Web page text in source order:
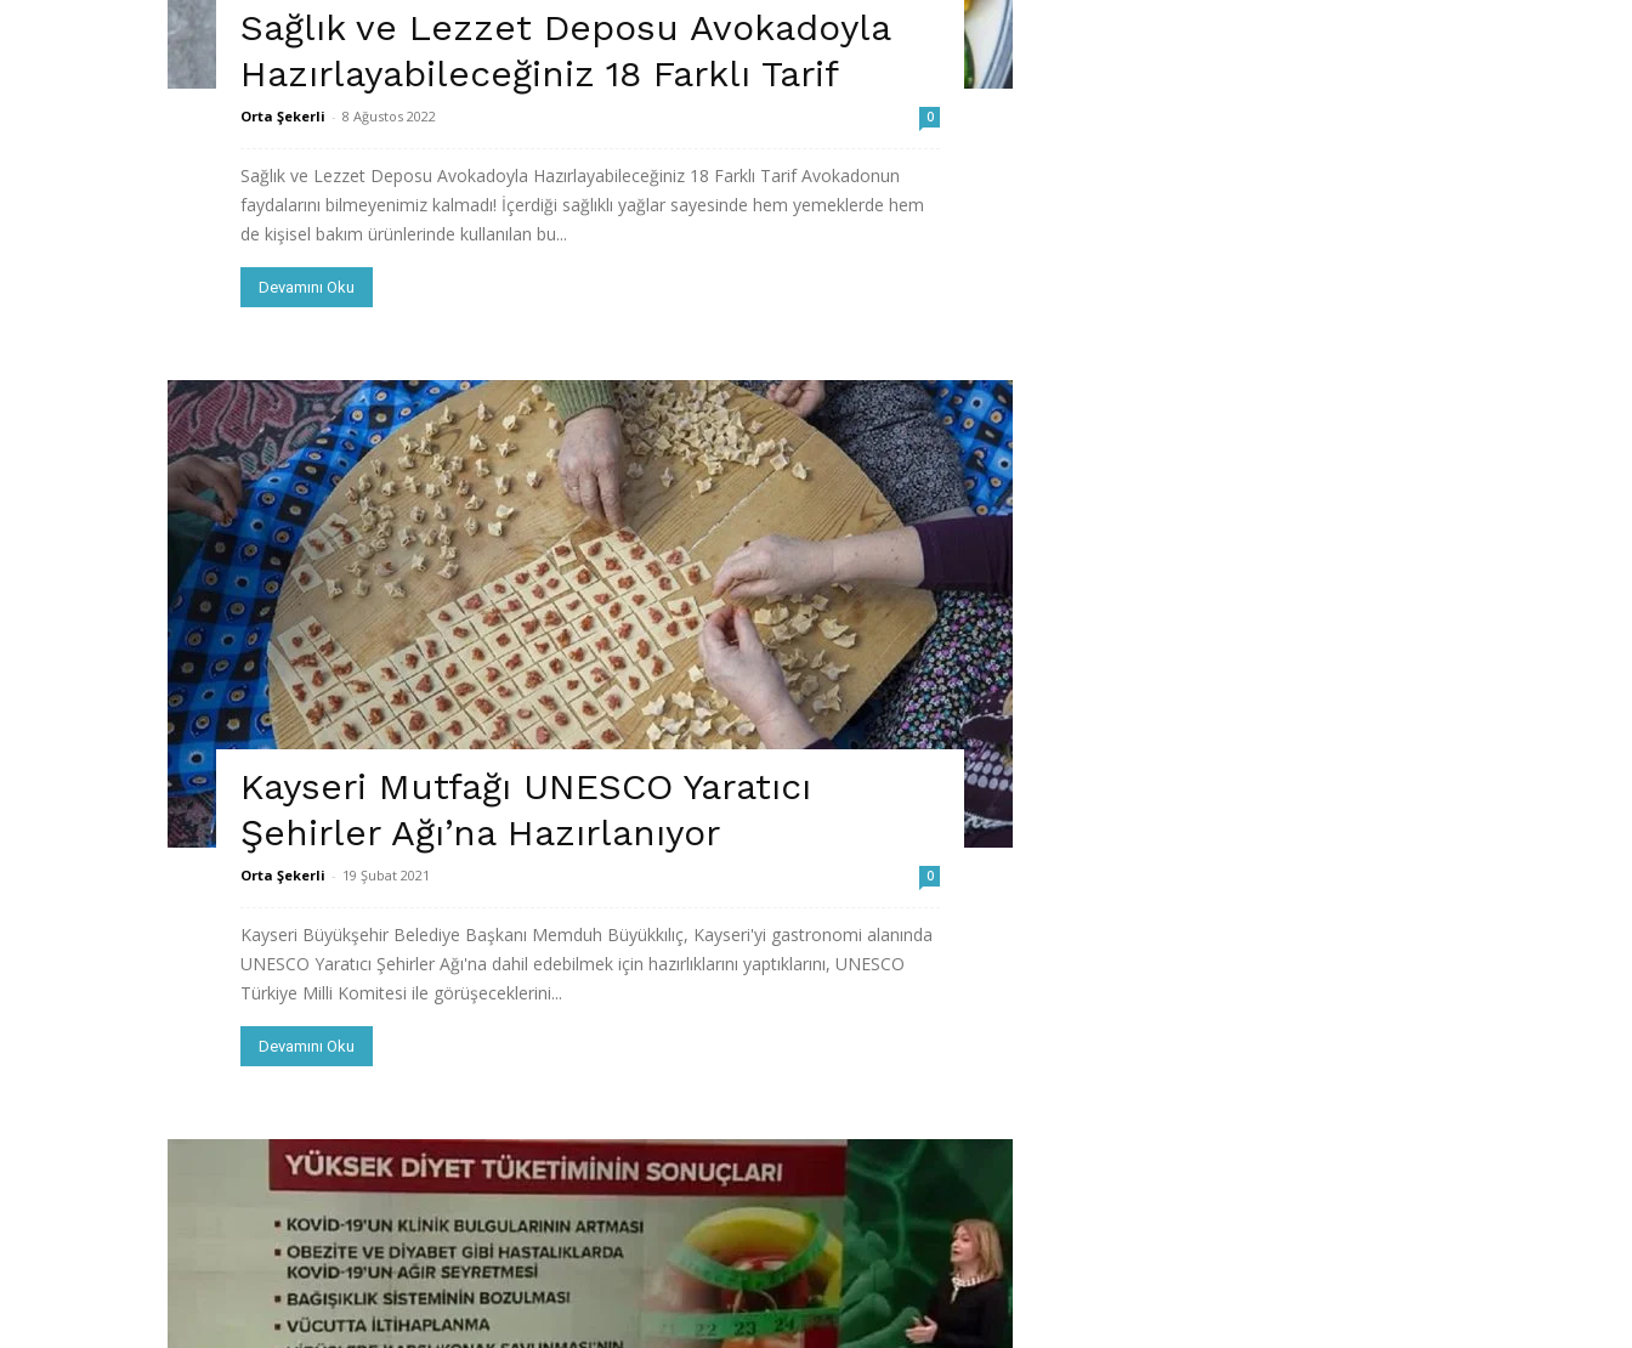
Sağlık ve Lezzet Deposu Avokadoyla
Hazırlayabileceğiniz 18 Farklı Tarif
Orta Şekerli - 8 Ağustos 2022 0
Sağlık ve Lezzet Deposu Avokadoyla Hazırlayabileceğiniz 18 Farklı Tarif Avokadonun
faydalarını bilmeyenimiz kalmadı! İçerdiği sağlıklı yağlar sayesinde hem yemeklerde hem
de kişisel bakım ürünlerinde kullanılan bu...
Devamını Oku
Kayseri Mutfağı UNESCO Yaratıcı
Şehirler Ağı’na Hazırlanıyor
Orta Şekerli - 19 Şubat 2021 0
Kayseri Büyükşehir Belediye Başkanı Memduh Büyükkılıç, Kayseri'yi gastronomi alanında
UNESCO Yaratıcı Şehirler Ağı'na dahil edebilmek için hazırlıklarını yaptıklarını, UNESCO
Türkiye Milli Komitesi ile görüşeceklerini...
Devamını Oku